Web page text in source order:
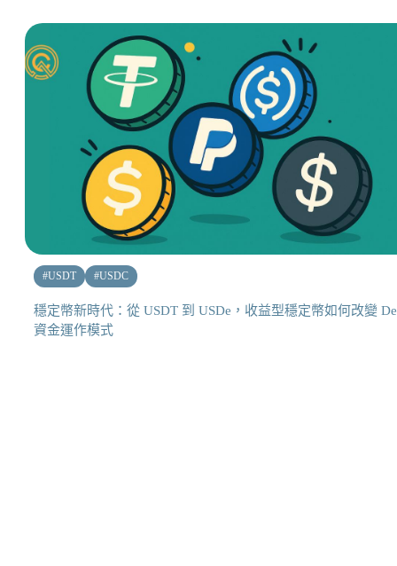
#USDT #USDC
穩定幣新時代：從 USDT 到 USDe，收益型穩定幣如何改變
資金運作模式